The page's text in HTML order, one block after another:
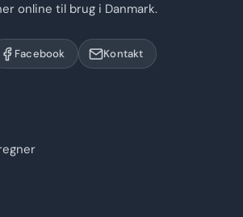
online til brug i Danmark.
Facebook Kontakt